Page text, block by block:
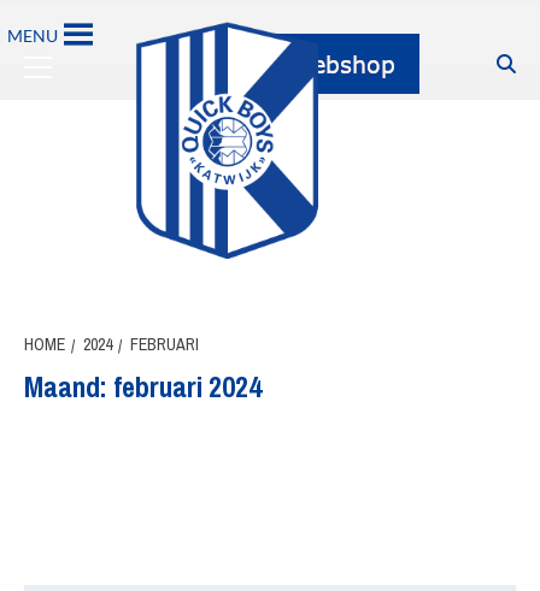
naar
MENU
Primary
HOME 2024 FEBRUARI
Maand: februari 2024